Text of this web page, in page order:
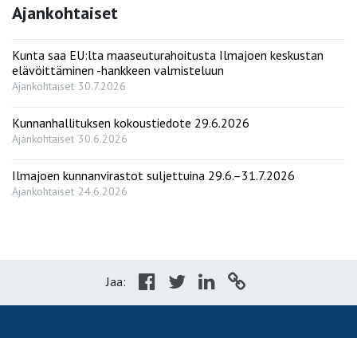
Ajankohtaiset
Kunta saa EU:lta maaseuturahoitusta Ilmajoen keskustan
elävöittäminen -hankkeen valmisteluun
Ajankohtaiset 30.7.2026
Kunnanhallituksen kokoustiedote 29.6.2026
Ajankohtaiset 30.6.2026
Ilmajoen kunnanvirastot suljettuina 29.6.–31.7.2026
Ajankohtaiset 24.6.2026
Jaa: